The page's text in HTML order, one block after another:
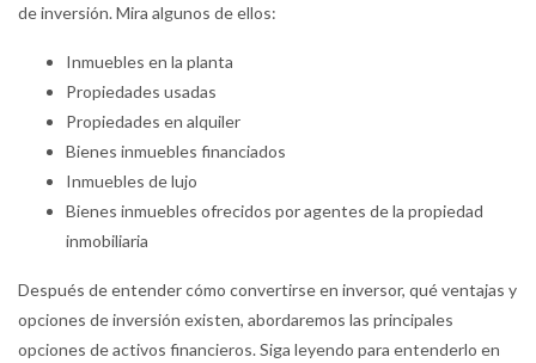
de inversión. Mira algunos de ellos:
Inmuebles en la planta
Propiedades usadas
Propiedades en alquiler
Bienes inmuebles financiados
Inmuebles de lujo
Bienes inmuebles ofrecidos por agentes de la propiedad
inmobiliaria
Después de entender cómo convertirse en inversor, qué ventajas y
opciones de inversión existen, abordaremos las principales
opciones de activos financieros. Siga leyendo para entenderlo en